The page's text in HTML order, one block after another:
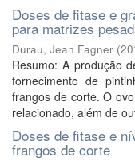
Doses de fitase e
para matrizes
Durau, Jean Fagner (
Resumo: A produção
fornecimento de
frangos de corte. O
relacionado, além de
Doses de fitase e
frangos de corte